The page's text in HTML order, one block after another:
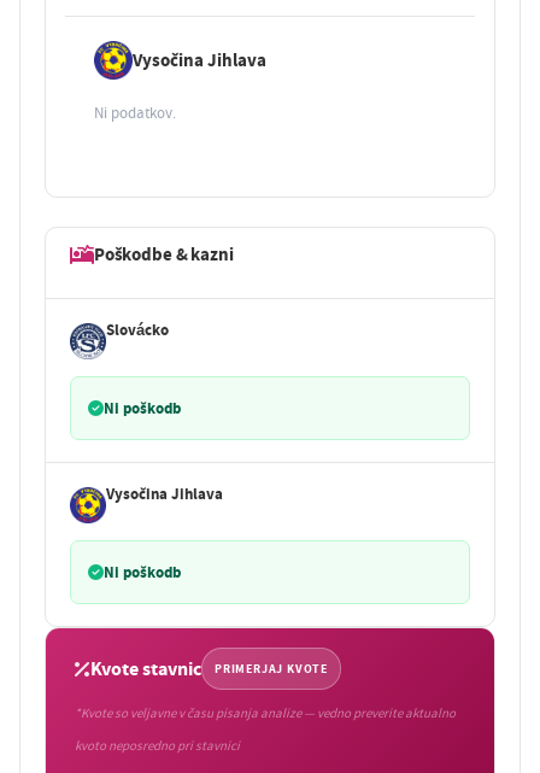
Vysočina Jihlava
Ni podatkov.
Poškodbe & kazni
Slovácko
Ni poškodb
Vysočina Jihlava
Ni poškodb
Kvote stavnic PRIMERJAJ KVOTE
*Kvote so veljavne v času pisanja analize — vedno preverite aktualno
kvoto neposredno pri stavnici